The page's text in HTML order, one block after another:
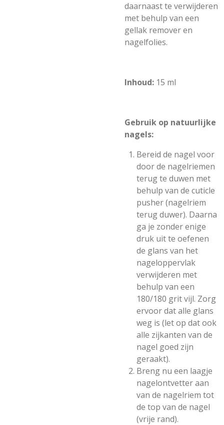
daarnaast te verwijderen
met behulp van een
gellak remover en
nagelfolies.
Inhoud: 15 ml
Gebruik op natuurlijke
nagels:
Bereid de nagel voor
door de nagelriemen
terug te duwen met
behulp van de cuticle
pusher (nagelriem
terug duwer). Daarna
ga je zonder enige
druk uit te oefenen
de glans van het
nageloppervlak
verwijderen met
behulp van een
180/180 grit vijl. Zorg
ervoor dat alle glans
weg is (let op dat ook
alle zijkanten van de
nagel goed zijn
geraakt).
Breng nu een laagje
nagelontvetter aan
van de nagelriem tot
de top van de nagel
(vrije rand).